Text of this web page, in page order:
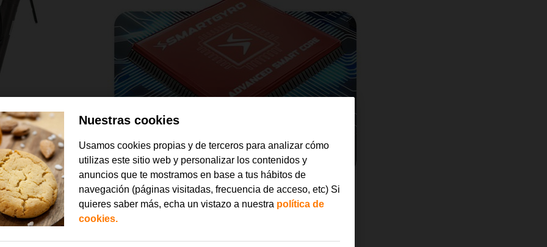
Nuestras cookies
Usamos cookies propias y de terceros para analizar cómo
utilizas este sitio web y personalizar los contenidos y
anuncios que te mostramos en base a tus hábitos de
navegación (páginas visitadas, frecuencia de acceso, etc) Si
quieres saber más, echa un vistazo a nuestra política de
cookies.